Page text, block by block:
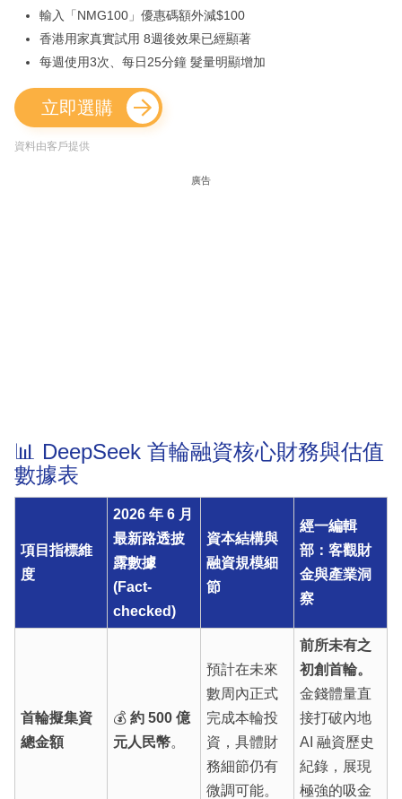
輸入「NMG100」優惠碼額外減$100
香港用家真實試用 8週後效果已經顯著
每週使用3次、每日25分鐘 髮量明顯增加
立即選購
資料由客戶提供
廣告
📊 DeepSeek 首輪融資核心財務與估值
數據表
項目指標維
度
2026 年 6 月
最新路透披
露數據
(Fact-
checked)
資本結構與
融資規模細
節
經一編輯
部：客觀財
金與產業洞
察
首輪擬集資
總金額
💰 約 500 億
元人民幣。
預計在未來
數周內正式
完成本輪投
資，具體財
務細節仍有
微調可能。
前所未有之
初創首輪。
金錢體量直
接打破內地
AI 融資歷史
紀錄，展現
極強的吸金